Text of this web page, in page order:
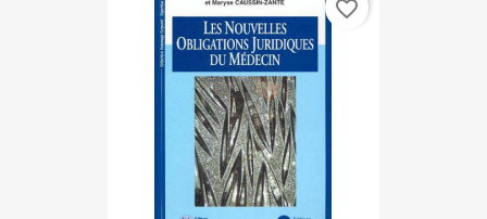
favorite_border